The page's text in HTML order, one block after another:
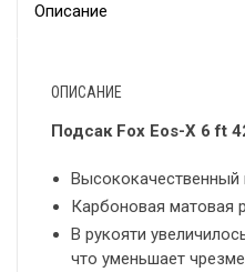
Описание
ОПИСАНИЕ
Подсак Fox Eos-X 6 ft
Карбоновая матовая
В рукояти
что уменьшает